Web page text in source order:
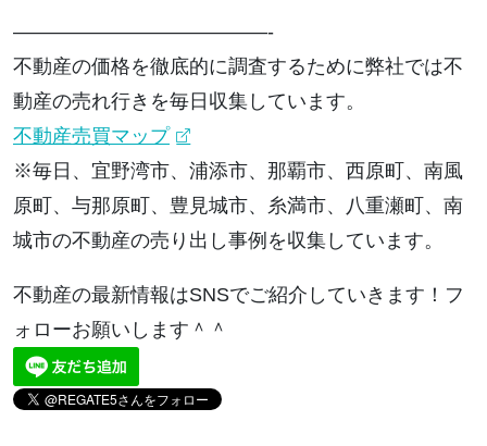
—————————————-
不動産の価格を徹底的に調査するために弊社では不
動産の売れ行きを毎日収集しています。
不動産売買マップ
※毎日、宜野湾市、浦添市、那覇市、西原町、南風
原町、与那原町、豊見城市、糸満市、八重瀬町、南
城市の不動産の売り出し事例を収集しています。
不動産の最新情報はSNSでご紹介していきます！フ
ォローお願いします＾＾